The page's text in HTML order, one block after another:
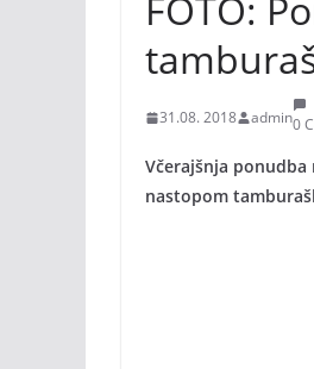
31.08. 2018 admin0
Včerajšnja
nastopom